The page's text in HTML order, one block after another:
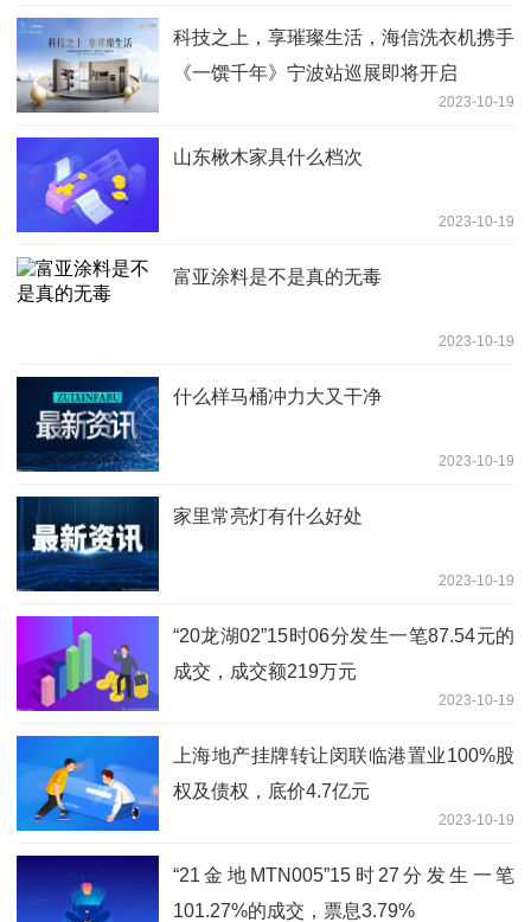
科技之上，享璀璨生活，海信洗衣机携手
《一馔千年》宁波站巡展即将开启
2023-10-19
山东楸木家具什么档次
2023-10-19
富亚涂料是不是真的无毒
2023-10-19
什么样马桶冲力大又干净
2023-10-19
家里常亮灯有什么好处
2023-10-19
“20龙湖02”15时06分发生一笔87.54元的
成交，成交额219万元
2023-10-19
上海地产挂牌转让闵联临港置业100%股
权及债权，底价4.7亿元
2023-10-19
“21金地MTN005”15时27分发生一笔
101.27%的成交，票息3.79%